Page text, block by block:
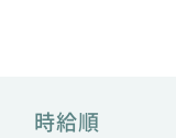
時給順